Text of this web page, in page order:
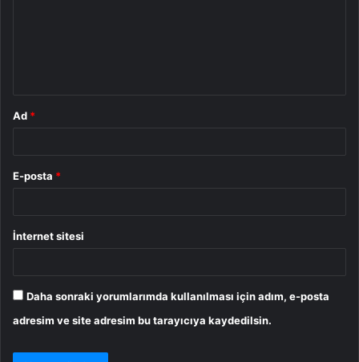
Ad *
E-posta *
İnternet sitesi
Daha sonraki yorumlarımda kullanılması için adım, e-posta
adresim ve site adresim bu tarayıcıya kaydedilsin.